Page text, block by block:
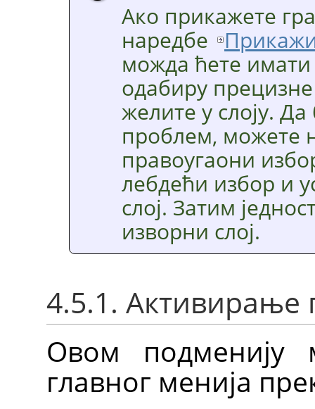
Ако прикажете
наредбе
можда ћете
одабиру прецизне
желите у слоју. Да
проблем, можете
правоугаони
лебдећи избор и
слој. Затим
изворни слој.
4.5.1. Активирање
Овом подменију
главног менија